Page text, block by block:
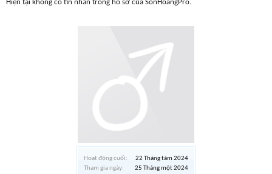
Hoạt động cuối:
22 Tháng tám 2024
Tham gia ngày:
25 Tháng một 2024
Hiện tại không có tin nhắn trong hồ sơ của SonHoangPro.